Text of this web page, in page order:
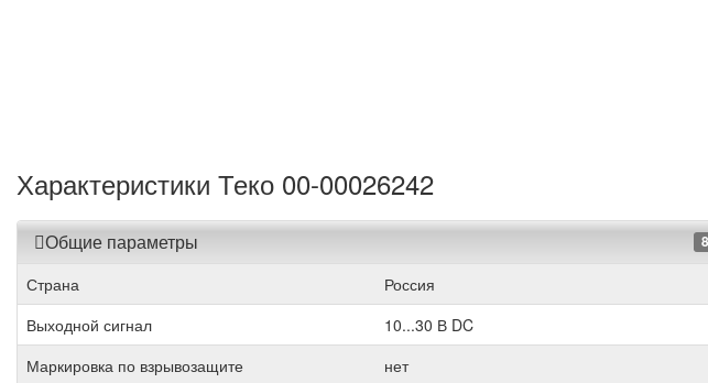
Характеристики Теко 00-00026242
Общие параметры 8
Страна
Россия
Выходной сигнал
10...30 В DC
Маркировка по взрывозащите
нет